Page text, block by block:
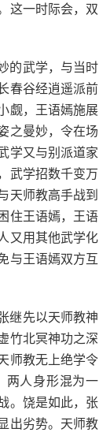
这一时际会，双
的武学，与当时
春谷经逍遥派前
觑，王语嫣施展
之曼妙，令在场
学又与别派道家
武学招数千变万
天师教高手战到
住王语嫣，王语
又用其他武学化
与王语嫣双方互
继先以天师教神
竹北冥神功之深
师教无上绝学令
两人身形混为一
。饶是如此，张
出劣势。天师教